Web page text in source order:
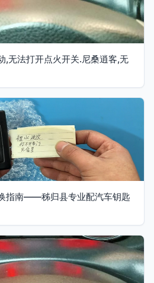
,无法打开点火开关.尼桑逍客,无
指南——秭归县专业配汽车钥匙